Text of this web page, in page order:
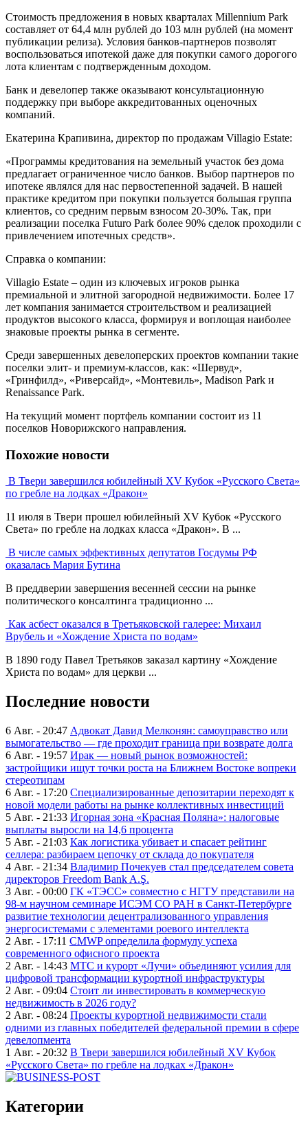
Стоимость предложения в новых кварталах Millennium Park
составляет от 64,4 млн рублей до 103 млн рублей (на момент
публикации релиза). Условия банков-партнеров позволят
воспользоваться ипотекой даже для покупки самого дорогого
лота клиентам с подтвержденным доходом.
Банк и девелопер также оказывают консультационную
поддержку при выборе аккредитованных оценочных
компаний.
Екатерина Крапивина, директор по продажам Villagio Estate:
«Программы кредитования на земельный участок без дома
предлагает ограниченное число банков. Выбор партнеров по
ипотеке являлся для нас первостепенной задачей. В нашей
практике кредитом при покупки пользуется большая группа
клиентов, со средним первым взносом 20-30%. Так, при
реализации поселка Futuro Park более 90% сделок проходили с
привлечением ипотечных средств».
Справка о компании:
Villagio Estate – один из ключевых игроков рынка
премиальной и элитной загородной недвижимости. Более 17
лет компания занимается строительством и реализацией
продуктов высокого класса, формируя и воплощая наиболее
знаковые проекты рынка в сегменте.
Среди завершенных девелоперских проектов компании такие
поселки элит- и премиум-классов, как: «Шервуд»,
«Гринфилд», «Риверсайд», «Монтевиль», Madison Park и
Renaissance Park.
На текущий момент портфель компании состоит из 11
поселков Новорижского направления.
Похожие новости
В Твери завершился юбилейный XV Кубок «Русского Света»
по гребле на лодках «Дракон»
11 июля в Твери прошел юбилейный XV Кубок «Русского
Света» по гребле на лодках класса «Дракон». В ...
В числе самых эффективных депутатов Госдумы РФ
оказалась Мария Бутина
В преддверии завершения весенней сессии на рынке
политического консалтинга традиционно ...
Как асбест оказался в Третьяковской галерее: Михаил
Врубель и «Хождение Христа по водам»
В 1890 году Павел Третьяков заказал картину «Хождение
Христа по водам» для церкви ...
Последние новости
6 Авг. - 20:47 Адвокат Давид Мелконян: самоуправство или
вымогательство — где проходит граница при возврате долга
6 Авг. - 19:57 Ирак — новый рынок возможностей:
застройщики ищут точки роста на Ближнем Востоке вопреки
стереотипам
6 Авг. - 17:20 Специализированные депозитарии переходят к
новой модели работы на рынке коллективных инвестиций
5 Авг. - 21:33 Игорная зона «Красная Поляна»: налоговые
выплаты выросли на 14,6 процента
5 Авг. - 21:03 Как логистика убивает и спасает рейтинг
селлера: разбираем цепочку от склада до покупателя
4 Авг. - 21:34 Владимир Почекуев стал председателем совета
директоров Freedom Bank A.Ş.
3 Авг. - 00:00 ГК «ТЭСС» совместно с НГТУ представили на
98-м научном семинаре ИСЭМ СО РАН в Санкт-Петербурге
развитие технологии децентрализованного управления
энергосистемами с элементами роевого интеллекта
2 Авг. - 17:11 CMWP определила формулу успеха
современного офисного проекта
2 Авг. - 14:43 МТС и курорт «Лучи» объединяют усилия для
цифровой трансформации курортной инфраструктуры
2 Авг. - 09:04 Стоит ли инвестировать в коммерческую
недвижимость в 2026 году?
2 Авг. - 08:24 Проекты курортной недвижимости стали
одними из главных победителей федеральной премии в сфере
девелопмента
1 Авг. - 20:32 В Твери завершился юбилейный XV Кубок
«Русского Света» по гребле на лодках «Дракон»
Категории